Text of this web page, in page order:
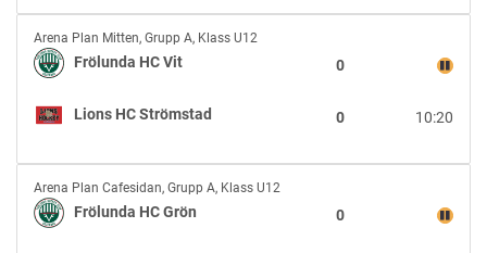
Vit
Frölunda
HC
Vit
Lions
Strömstad
Arena Plan Mitten, Grupp A, Klass U12
Frölunda HC Vit 0
Lions HC Strömstad 10:20
0
Frölunda
HC
Grön
Arena Plan Cafesidan, Grupp A, Klass U12
Frölunda HC Grön 0